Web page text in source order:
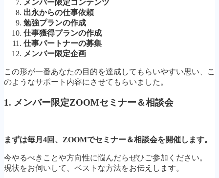
メンバー限定コンテンツ
出永からの仕事依頼
勉強プランの作成
仕事獲得プランの作成
仕事パートナーの募集
メンバー限定企画
この形が一番あなたの目的を達成してもらいやすい思い、こ
のようなサポート内容にさせてもらいました。
1. メンバー限定ZOOMセミナー＆相談会
まずは毎月4回、ZOOMでセミナー＆相談会を開催します。
今やるべきことや方向性に悩んだらぜひご参加ください。
現状をお伺いして、ベストな方法をお伝えします。